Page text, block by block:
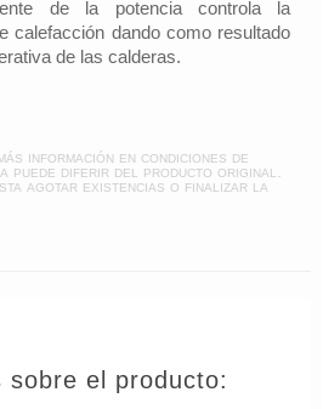
de la potencia controla la
calefacción dando como resultado
de las calderas.
información en condiciones de
puede diferir del producto original.
agotar existencias o finalizar la
sobre el producto: